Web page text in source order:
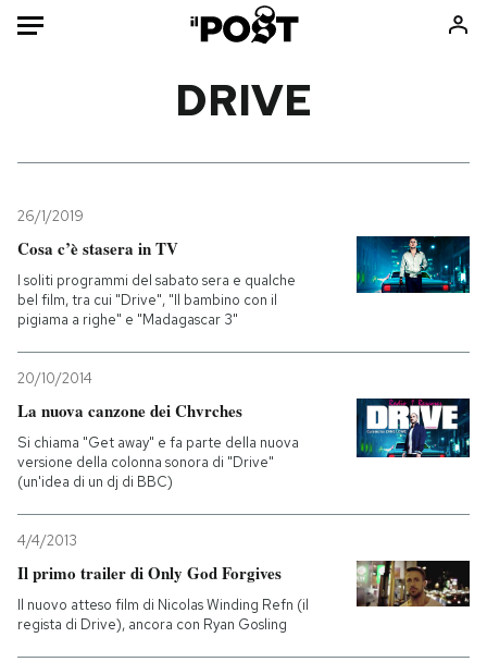
Mondo
Politica
Tecnologia
Internet
Cultura
Sport
Consumismi
Storie/Idee
Ok Boomer!
Mondiali calcio 2026
PODCAST
NEWSLETTER
DRIVE
26/1/2019
Cosa c’è stasera in TV
I soliti programmi del sabato sera e qualche
bel film, tra cui "Drive", "Il bambino con il
pigiama a righe" e "Madagascar 3"
20/10/2014
La nuova canzone dei Chvrches
Si chiama "Get away" e fa parte della nuova
versione della colonna sonora di "Drive"
(un'idea di un dj di BBC)
4/4/2013
Il primo trailer di Only God Forgives
Il nuovo atteso film di Nicolas Winding Refn (il
regista di Drive), ancora con Ryan Gosling